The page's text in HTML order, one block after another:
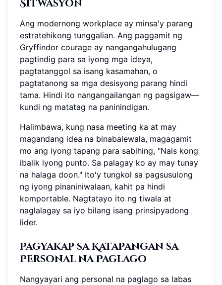
Sitwasyon
Ang modernong workplace ay minsa'y parang
estratehikong tunggalian. Ang paggamit ng
Gryffindor courage ay nangangahulugang
pagtindig para sa iyong mga ideya,
pagtatanggol sa isang kasamahan, o
pagtatanong sa mga desisyong parang hindi
tama. Hindi ito nangangailangan ng pagsigaw—
kundi ng matatag na paninindigan.
Halimbawa, kung nasa meeting ka at may
magandang idea na binabalewala, magagamit
mo ang iyong tapang para sabihing, "Nais kong
ibalik iyong punto. Sa palagay ko ay may tunay
na halaga doon." Ito'y tungkol sa pagsusulong
ng iyong pinaniniwalaan, kahit pa hindi
komportable. Nagtatayo ito ng tiwala at
naglalagay sa iyo bilang isang prinsipyadong
lider.
Pagyakap sa Katapangan sa
Personal na Paglago
Nangyayari ang personal na paglago sa labas